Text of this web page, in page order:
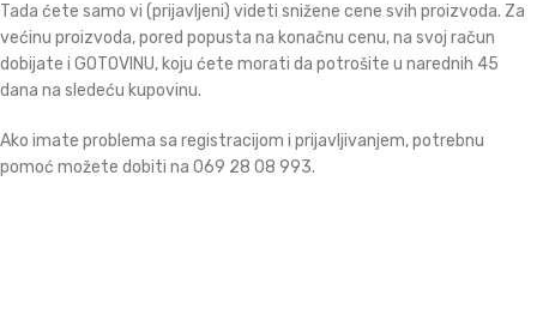
Tada ćete samo vi (prijavljeni) videti snižene cene svih proizvoda. Za
većinu proizvoda, pored popusta na konačnu cenu, na svoj račun
dobijate i GOTOVINU, koju ćete morati da potrošite u narednih 45
dana na sledeću kupovinu.
Ako imate problema sa registracijom i prijavljivanjem, potrebnu
pomoć možete dobiti na 069 28 08 993.